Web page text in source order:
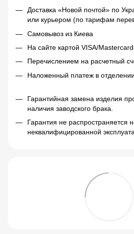
Доставка «Новой почтой» по
или курьером (по тарифам
Самовывоз из Киева
На сайте картой VISA/Mastercard
Перечислением на расчетный
Наложенный платеж в
Гарантийная замена изделия
наличия заводского брака.
Гарантия не распространяется
неквалифицированной